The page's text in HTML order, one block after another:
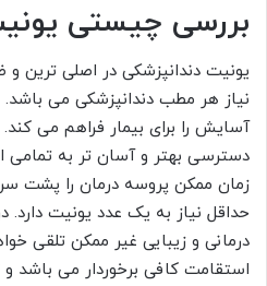
بررسی چیستی
یونیت دندانپزشکی در اصلی ترین
نیاز هر مطب دندانپزشکی می
آسایش را برای بیمار فراهم می
دسترسی بهتر و آسان تر به تمامی
زمان ممکن پروسه درمان را پشت
حداقل نیاز به یک عدد یونیت
درمانی و زیبایی غیر ممکن تلقی
استقامت کافی برخوردار می باشد و